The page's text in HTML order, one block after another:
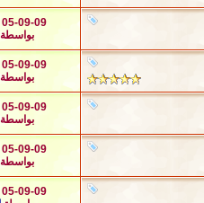
05-09-09
بواسطة
05-09-09
بواسطة
05-09-09
بواسطة
05-09-09
بواسطة
05-09-09